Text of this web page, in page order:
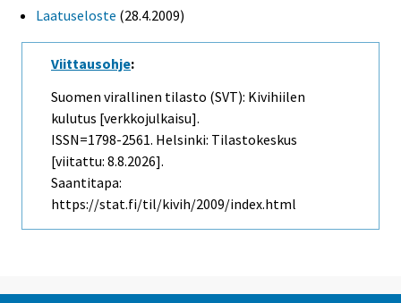
Laatuseloste (28.4.2009)
Viittausohje:
Suomen virallinen tilasto (SVT): Kivihiilen
kulutus [verkkojulkaisu].
ISSN=1798-2561. Helsinki: Tilastokeskus
[viitattu: 8.8.2026].
Saantitapa:
https://stat.fi/til/kivih/2009/index.html